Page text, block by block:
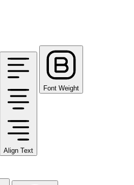
Align Text
Font Weight